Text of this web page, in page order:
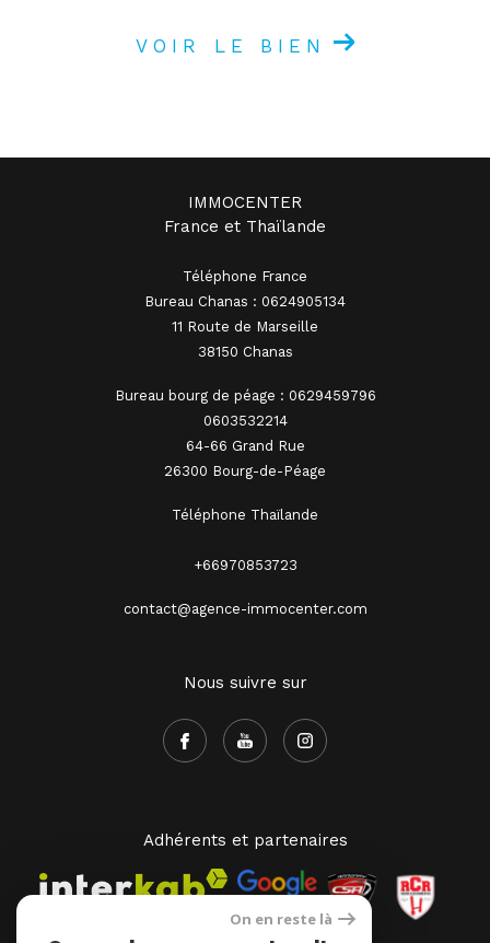
VOIR LE BIEN
IMMOCENTER
France et Thaïlande
Téléphone France
Bureau Chanas : 0624905134
11 Route de Marseille
38150 Chanas
Bureau bourg de péage : 0629459796
0603532214
64-66 Grand Rue
26300 Bourg-de-Péage
Téléphone Thaïlande
+66970853723
contact@agence-immocenter.com
Nous suivre sur
Adhérents et partenaires
On en reste là